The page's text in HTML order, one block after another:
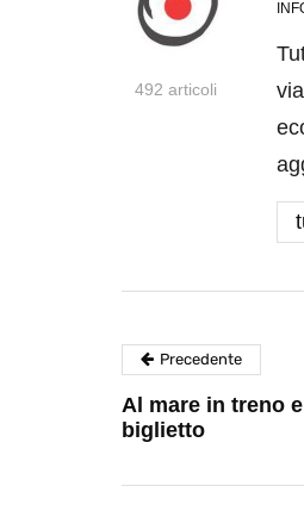
492 articoli
Precedente
Al mare in treno
biglietto